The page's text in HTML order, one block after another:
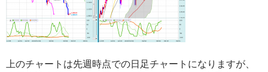
上のチャートは先週時点での日足チャートになりますが、